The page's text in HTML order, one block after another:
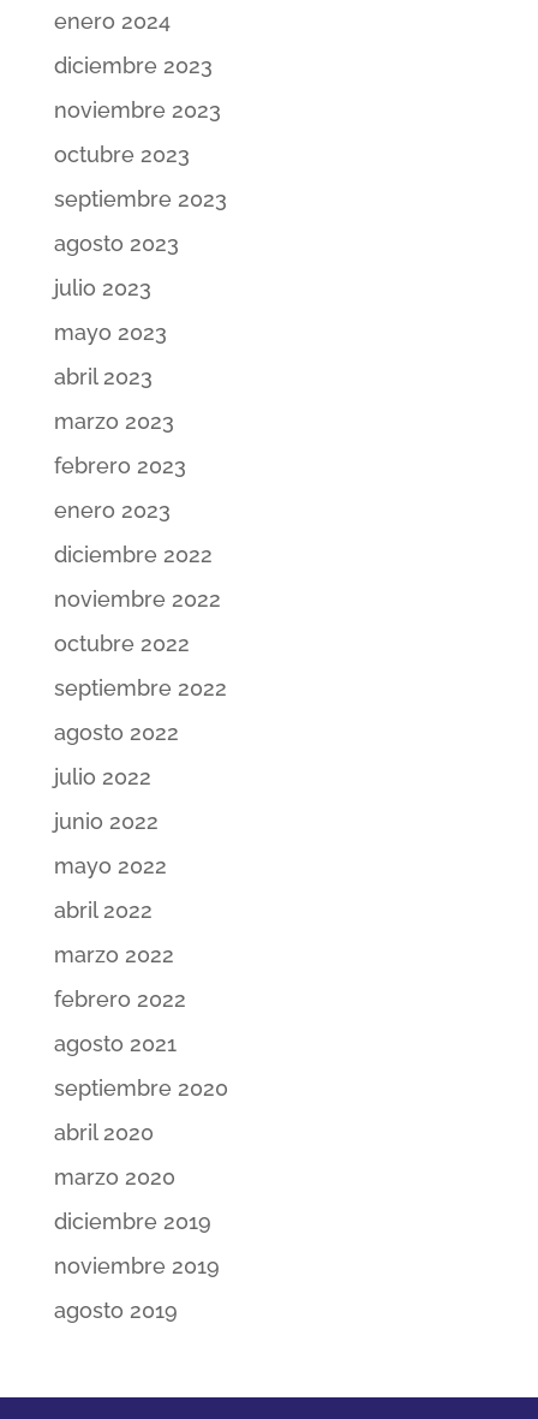
enero 2024
diciembre 2023
noviembre 2023
octubre 2023
septiembre 2023
agosto 2023
julio 2023
mayo 2023
abril 2023
marzo 2023
febrero 2023
enero 2023
diciembre 2022
noviembre 2022
octubre 2022
septiembre 2022
agosto 2022
julio 2022
junio 2022
mayo 2022
abril 2022
marzo 2022
febrero 2022
agosto 2021
septiembre 2020
abril 2020
marzo 2020
diciembre 2019
noviembre 2019
agosto 2019